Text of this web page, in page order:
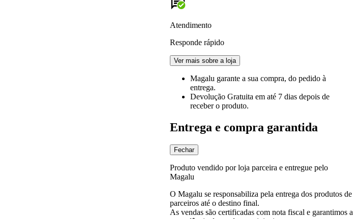
Atendimento
Responde rápido
Ver mais sobre a loja
Magalu garante a sua compra, do pedido à
entrega.
Devolução Gratuita em até 7 dias depois de
receber o produto.
Entrega e compra garantida
Fechar
Produto vendido por loja parceira e entregue pelo
Magalu
O Magalu se responsabiliza pela entrega dos produtos de
parceiros até o destino final.
As vendas são certificadas com nota fiscal e garantimos a